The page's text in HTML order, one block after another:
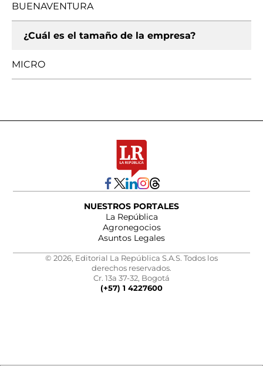
BUENAVENTURA
¿Cuál es el tamaño de la empresa?
MICRO
NUESTROS PORTALES
La República
Agronegocios
Asuntos Legales
© 2026, Editorial La República S.A.S. Todos los
derechos reservados.
Cr. 13a 37-32, Bogotá
(+57) 1 4227600